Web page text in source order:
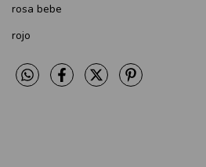
rosa bebe
rojo